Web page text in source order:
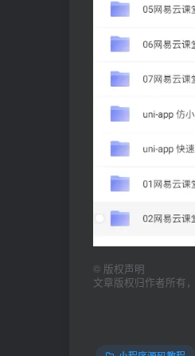
© 版权声明
文章版权归作者所有